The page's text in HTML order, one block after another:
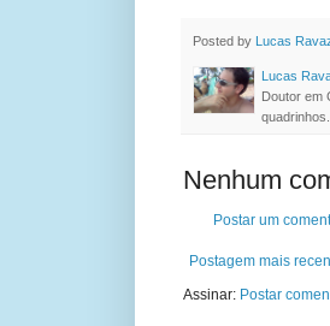
Posted by Lucas
Lucas
Doutor em
quadrinhos.
Nenhum
Postar um
Postagem mais
Assinar: Postar